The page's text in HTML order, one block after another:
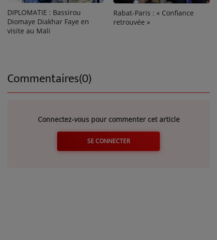
DIPLOMATIE : Bassirou
Diomaye Diakhar Faye en
visite au Mali
Rabat-Paris : « Confiance
retrouvée »
Commentaires(0)
Connectez-vous pour commenter cet article
SE CONNECTER